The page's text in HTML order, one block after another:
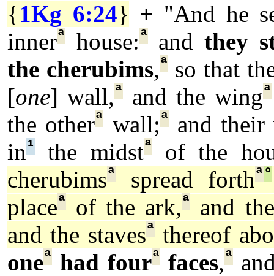
{1Kg 6:24} + "And he
innerª house:ªand they
the cherubims,ªso that
[one] wall,ªand the wingª
the otherª wall;ªand their
in¹ the midstªof the
cherubimsª spread forthª°
placeª of the ark,ª
and
and the stavesª thereof
oneª had fourªfaces,ª